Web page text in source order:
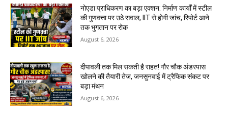
नोएडा प्राधिकरण का बड़ा एक्शन: निर्माण कार्यों में स्टील
की गुणवत्ता पर उठे सवाल, IIT से होगी जांच, रिपोर्ट आने
तक भुगतान पर रोक
August 6, 2026
दीपावली तक मिल सकती है राहत! गौर चौक अंडरपास
खोलने की तैयारी तेज, जनसुनवाई में ट्रैफिक संकट पर
बड़ा मंथन
August 6, 2026